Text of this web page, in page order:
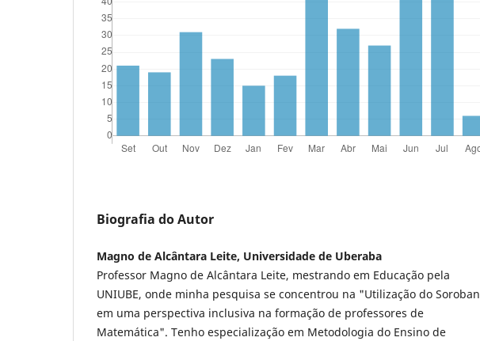
Biografia do Autor
Magno de Alcântara Leite, Universidade de Uberaba
Professor Magno de Alcântara Leite, mestrando em Educação pela
UNIUBE, onde minha pesquisa se concentrou na "Utilização do Soroban
em uma perspectiva inclusiva na formação de professores de
Matemática". Tenho especialização em Metodologia do Ensino de